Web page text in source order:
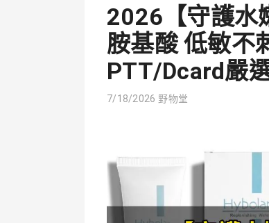
2026【守護水
胺基酸 低敏不
PTT/Dcard嚴
7/18/2026 野物堂